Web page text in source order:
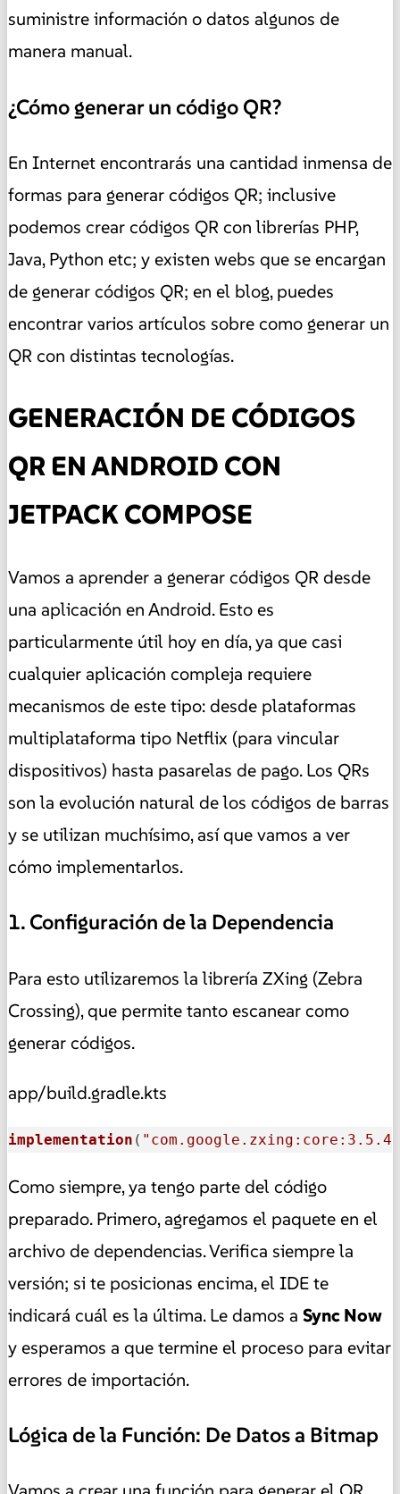
suministre información o datos algunos de
manera manual.
¿Cómo generar un código QR?
En Internet encontrarás una cantidad inmensa de
formas para generar códigos QR; inclusive
podemos crear códigos QR con librerías PHP,
Java, Python etc; y existen webs que se encargan
de generar códigos QR; en el blog, puedes
encontrar varios artículos sobre como generar un
QR con distintas tecnologías.
GENERACIÓN DE CÓDIGOS
QR EN ANDROID CON
JETPACK COMPOSE
Vamos a aprender a generar códigos QR desde
una aplicación en Android. Esto es
particularmente útil hoy en día, ya que casi
cualquier aplicación compleja requiere
mecanismos de este tipo: desde plataformas
multiplataforma tipo Netflix (para vincular
dispositivos) hasta pasarelas de pago. Los QRs
son la evolución natural de los códigos de barras
y se utilizan muchísimo, así que vamos a ver
cómo implementarlos.
1. Configuración de la Dependencia
Para esto utilizaremos la librería ZXing (Zebra
Crossing), que permite tanto escanear como
generar códigos.
app/build.gradle.kts
implementation ( "com.google.zxing:core:3.5.4"
Como siempre, ya tengo parte del código
preparado. Primero, agregamos el paquete en el
archivo de dependencias. Verifica siempre la
versión; si te posicionas encima, el IDE te
indicará cuál es la última. Le damos a Sync Now
y esperamos a que termine el proceso para evitar
errores de importación.
Lógica de la Función: De Datos a Bitmap